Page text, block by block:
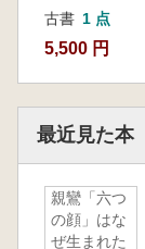
古書 1 点
5,500 円
最近見た本
親鸞「六つ
の顔」はな
ぜ生まれた